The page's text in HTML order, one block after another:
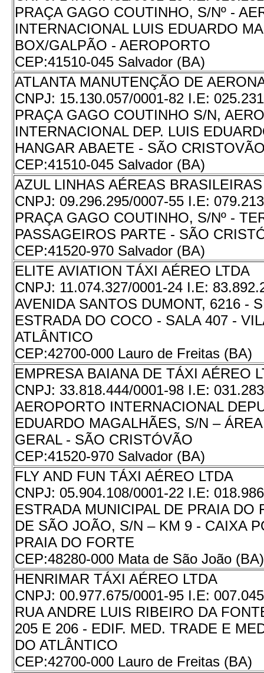
PRAÇA GAGO COUTINHO, S/Nº -
INTERNACIONAL LUIS EDUARDO
BOX/GALPÃO - AEROPORTO
CEP:41510-045 Salvador (BA)
ATLANTA MANUTENÇÃO DE
CNPJ: 15.130.057/0001-82 I.E:
PRAÇA GAGO COUTINHO S/N,
INTERNACIONAL DEP. LUIS
HANGAR ABAETE - SÃO
CEP:41510-045 Salvador (BA)
AZUL LINHAS AÉREAS
CNPJ: 09.296.295/0007-55 I.E:
PRAÇA GAGO COUTINHO, S/Nº -
PASSAGEIROS PARTE - SÃO
CEP:41520-970 Salvador (BA)
ELITE AVIATION TÁXI AÉREO LTDA
CNPJ: 11.074.327/0001-24 I.E:
AVENIDA SANTOS DUMONT, 6216 -
ESTRADA DO COCO - SALA 407 -
ATLÂNTICO
CEP:42700-000 Lauro de Freitas (BA)
EMPRESA BAIANA DE TÁXI AÉREO
CNPJ: 33.818.444/0001-98 I.E:
AEROPORTO INTERNACIONAL
EDUARDO MAGALHÃES, S/N –
GERAL - SÃO CRISTÓVÃO
CEP:41520-970 Salvador (BA)
FLY AND FUN TÁXI AÉREO LTDA
CNPJ: 05.904.108/0001-22 I.E:
ESTRADA MUNICIPAL DE PRAIA DO
DE SÃO JOÃO, S/N – KM 9 - CAIXA
PRAIA DO FORTE
CEP:48280-000 Mata de São João (BA)
HENRIMAR TÁXI AÉREO LTDA
CNPJ: 00.977.675/0001-95 I.E:
RUA ANDRE LUIS RIBEIRO DA
205 E 206 - EDIF. MED. TRADE E
DO ATLÂNTICO
CEP:42700-000 Lauro de Freitas (BA)